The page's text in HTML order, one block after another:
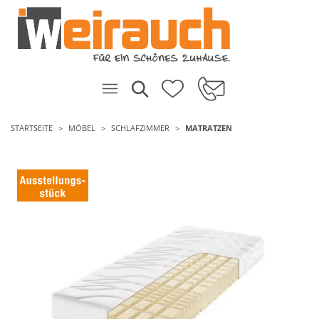
STARTSEITE MÖBEL SCHLAFZIMMER MATRATZEN